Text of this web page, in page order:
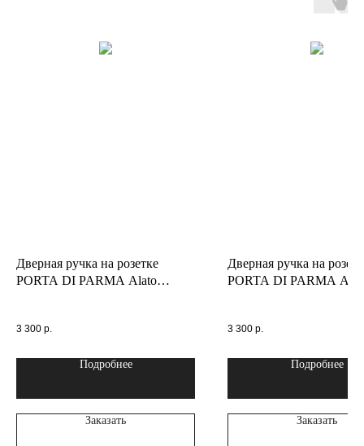
Дверная ручка на розетке
PORTA DI PARMA Alato
3 300 р.
Подробнее
Заказать
Дверная ручка на
PORTA DI PARMA
3 300 р.
Подробнее
Заказать